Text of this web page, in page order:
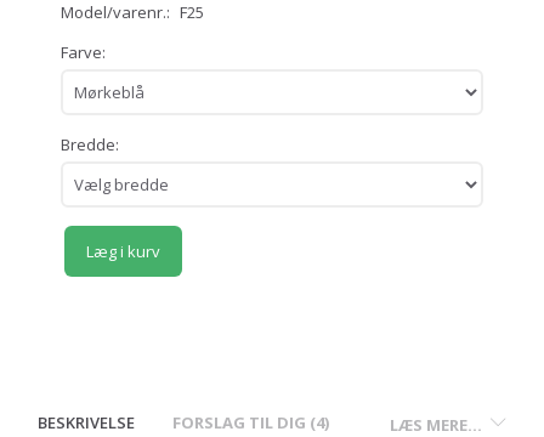
Model/varenr.: F25
Farve:
Bredde:
Læg i kurv
LÆS MERE...
BESKRIVELSE FORSLAG TIL DIG (4)